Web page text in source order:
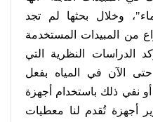
وخلال بحثها لم تجد
من المبيدات المستخدمة
الدراسات النظرية التي
الآن في المياه بفعل
أو نفي ذلك باستخدام أجهزة
أجهزة تُقدم لنا معطيات